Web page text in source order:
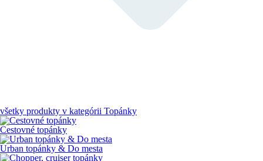
všetky produkty v kategórii Topánky
Cestovné topánky
Urban topánky & Do mesta